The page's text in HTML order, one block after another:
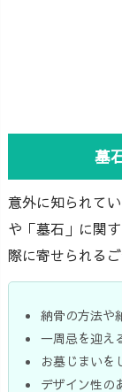
墓
意外に知られて
や「墓石」に関
際に寄せられる
納骨の方法や
一周忌を迎え
お墓じまいを
デザイン性の